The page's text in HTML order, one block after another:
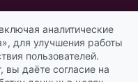
аналитические
для улучшения работы
пользователей.
вы даёте согласие на